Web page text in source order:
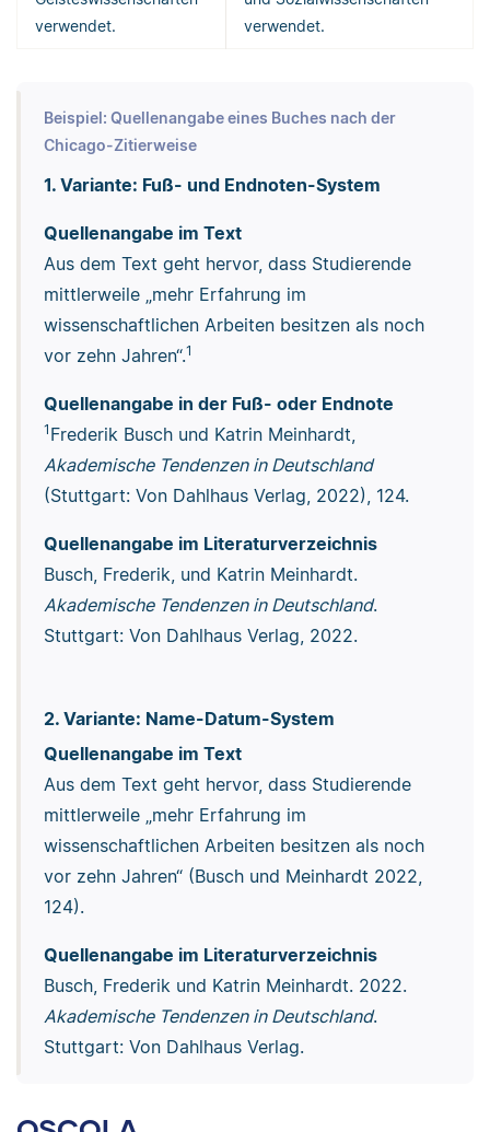
verwendet.
verwendet.
Beispiel: Quellenangabe eines Buches nach der
Chicago-Zitierweise
1. Variante: Fuß- und Endnoten-System
Quellenangabe im Text
Aus dem Text geht hervor, dass Studierende
mittlerweile „mehr Erfahrung im
wissenschaftlichen Arbeiten besitzen als noch
vor zehn Jahren“.1
Quellenangabe in der Fuß- oder Endnote
1 Frederik Busch und Katrin Meinhardt,
Akademische Tendenzen in Deutschland
(Stuttgart: Von Dahlhaus Verlag, 2022), 124.
Quellenangabe im Literaturverzeichnis
Busch, Frederik, und Katrin Meinhardt.
Akademische Tendenzen in Deutschland.
Stuttgart: Von Dahlhaus Verlag, 2022.
2. Variante: Name-Datum-System
Quellenangabe im Text
Aus dem Text geht hervor, dass Studierende
mittlerweile „mehr Erfahrung im
wissenschaftlichen Arbeiten besitzen als noch
vor zehn Jahren“ (Busch und Meinhardt 2022,
124).
Quellenangabe im Literaturverzeichnis
Busch, Frederik und Katrin Meinhardt. 2022.
Akademische Tendenzen in Deutschland.
Stuttgart: Von Dahlhaus Verlag.